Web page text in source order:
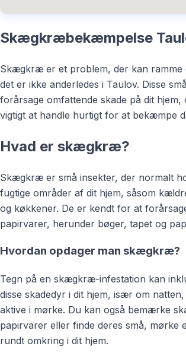
Skægkræbekæmpelse
Skægkræ er et problem, der kan ramme
det er ikke anderledes i Taulov. Disse
forårsage omfattende skade på dit
vigtigt at handle hurtigt for at bekæmpe
Hvad er skægkræ?
Skægkræ er små insekter, der normalt
fugtige områder af dit hjem, såsom
og køkkener. De er kendt for at
papirvarer, herunder bøger, tapet og
Hvordan opdager man skægkræ?
Tegn på en skægkræ-infestation kan
disse skadedyr i dit hjem, især om
aktive i mørke. Du kan også bemærke
papirvarer eller finde deres små, mørke
rundt omkring i dit hjem.